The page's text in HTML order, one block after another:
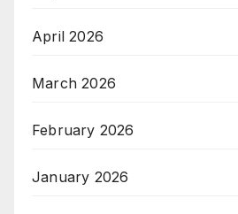
April 2026
March 2026
February 2026
January 2026